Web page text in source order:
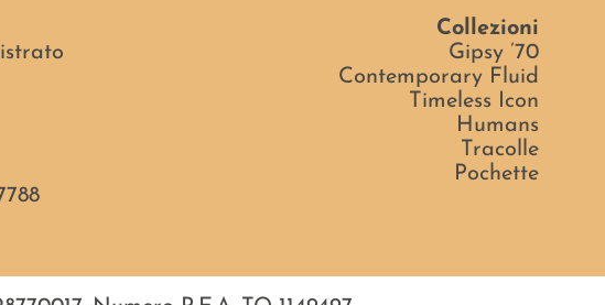
Collezioni
Gipsy ’70
Contemporary Fluid
Timeless Icon
Humans
Tracolle
Pochette